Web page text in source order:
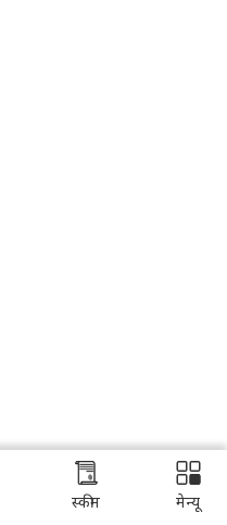
स्कीम मेन्यू